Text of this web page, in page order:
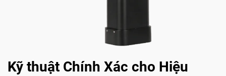
Kỹ thuật Chính Xác cho Hiệu